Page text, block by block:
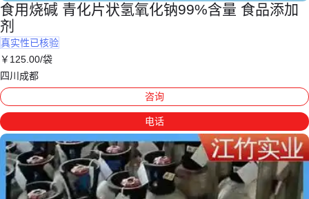
食用烧碱 青化片状氢氧化钠99%含量 食品添加
剂
真实性已核验
￥ 125 .00/袋
四川成都
咨询
电话